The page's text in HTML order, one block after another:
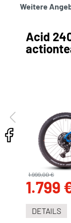
Weitere
Acid
1.799
1.999,00 €
DETAILS